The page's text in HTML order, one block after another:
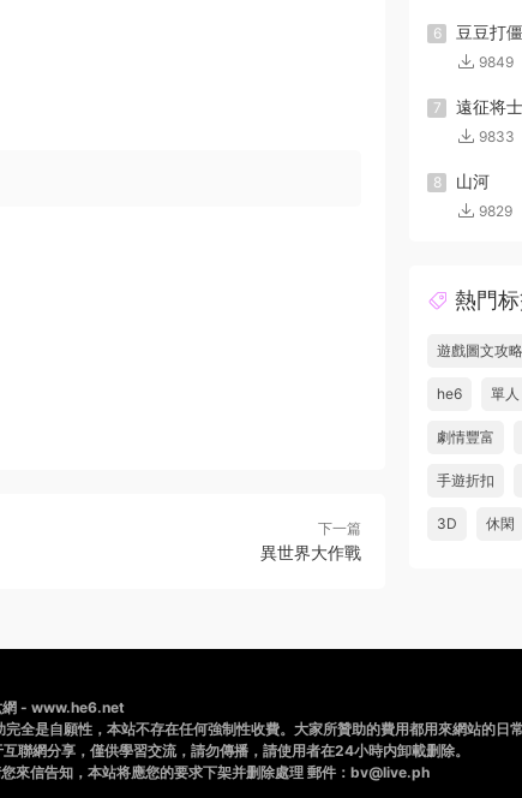
下一篇
異世界大作戰
6 豆豆打
9849
7 遠征将士
9833
8 山河
9829
熱門
遊戲圖文攻略
he6 單人
劇情豐富
手遊折扣
3D 休閑
網 - www.he6.net
全是自願性，本站不存在任何強制性收費。大家所贊助的費用都用來網站的日
聯網分享，僅供學習交流，請勿傳播，請使用者在24小時内卸載删除。
來信告知，本站将應您的要求下架并删除處理 郵件：bv@live.ph